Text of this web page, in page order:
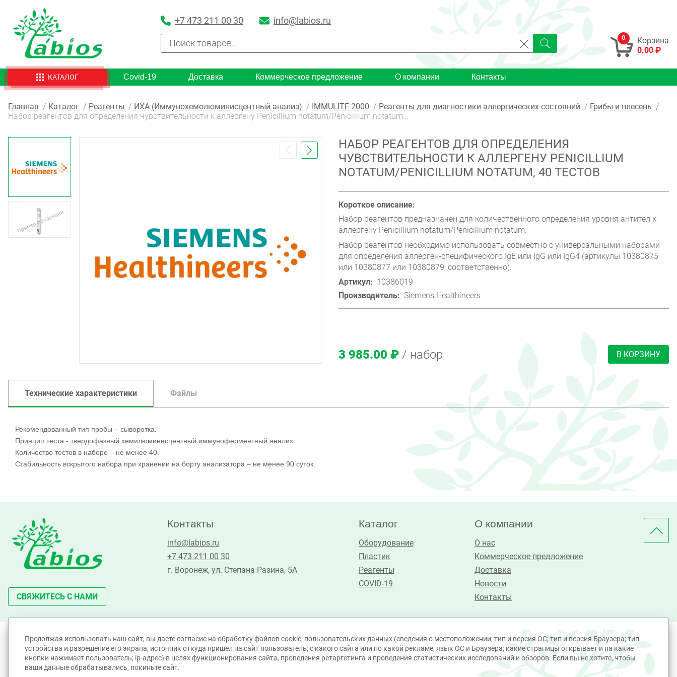
+7 473 211 00 30 info@labios.ru
0
Корзина
0.00 ₽
КАТАЛОГ Covid-19 Доставка Коммерческое предложение О компании Контакты
Главная Каталог Реагенты ИХА (Иммунохемолюминисцентный анализ) IMMULITE 2000 Реагенты для диагностики аллергических состояний
Грибы и плесень
Набор реагентов для определения чувствительности к аллергену Penicillium notatum/Penicillium notatum...
НАБОР РЕАГЕНТОВ ДЛЯ ОПРЕДЕЛЕНИЯ
ЧУВСТВИТЕЛЬНОСТИ К АЛЛЕРГЕНУ PENICILLIUM
NOTATUM/PENICILLIUM NOTATUM, 40 ТЕСТОВ
Короткое описание:
Набор реагентов предназначен для количественного определения уровня антител к
аллергену Penicillium notatum/Penicillium notatum.
Набор реагентов необходимо использовать совместно с универсальными наборами
для определения аллерген-специфического IgE или IgG или IgG4 (артикулы 10380875
или 10380877 или 10380879, соответственно).
Артикул: 10386019
Производитель: Siemens Healthineers
3 985.00 ₽ / набор В КОРЗИНУ
Технические характеристики Файлы
Рекомендованный тип пробы – сыворотка.
Принцип теста - твердофазный хемилюминесцентный иммуноферментный анализ.
Количество тестов в наборе – не менее 40.
Стабильность вскрытого набора при хранении на борту анализатора – не менее 90 суток.
Продолжая использовать наш сайт, вы даете согласие на обработку файлов cookie, пользовательских данных (сведения о местоположении; тип и версия ОС; тип и версия Браузера; тип
устройства и разрешение его экрана; источник откуда пришел на сайт пользователь; с какого сайта или по какой рекламе; язык ОС и Браузера; какие страницы открывает и на какие
кнопки нажимает пользователь; ip-адрес) в целях функционирования сайта, проведения ретаргетинга и проведения статистических исследований и обзоров. Если вы не хотите, чтобы
ваши данные обрабатывались, покиньте сайт.
СВЯЖИТЕСЬ С НАМИ
Контакты
info@labios.ru
+7 473 211 00 30
г. Воронеж, ул. Степана Разина, 5А
Каталог
Оборудование
Пластик
Реагенты
COVID-19
О компании
О нас
Коммерческое предложение
Доставка
Новости
Контакты
©Лабиос 2010 - 2026. All Rights Reserved.
Политика принятия персональных данных
Политика обработки Cookie-файлов